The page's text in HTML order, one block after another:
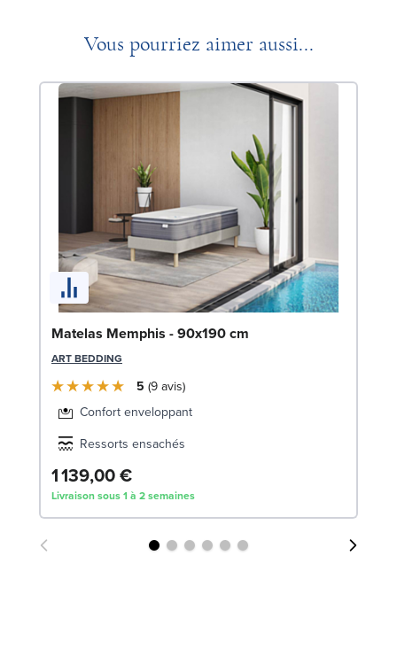
Vous pourriez aimer aussi...
Matelas Memphis - 90x190 cm
ART BEDDING
5 9 avis
Confort enveloppant
Ressorts ensachés
1 139,00 €
Livraison sous 1 à 2 semaines